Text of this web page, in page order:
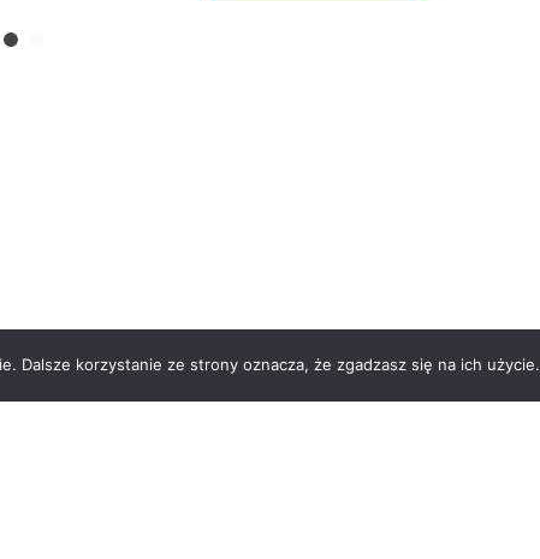
Dalsze korzystanie ze strony oznacza, że zgadzasz się na ich użycie.